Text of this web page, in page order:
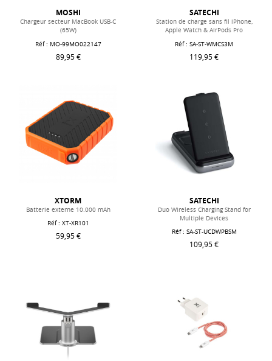
MOSHI
Chargeur secteur MacBook USB-C
(65W)
Réf : MO-99MO022147
89,95 €
SATECHI
Station de charge sans fil iPhone,
Apple Watch & AirPods Pro
Réf : SA-ST-WMCS3M
119,95 €
XTORM
Batterie externe 10.000 mAh
Réf : XT-XR101
59,95 €
SATECHI
Duo Wireless Charging Stand for
Multiple Devices
Réf : SA-ST-UCDWPBSM
109,95 €